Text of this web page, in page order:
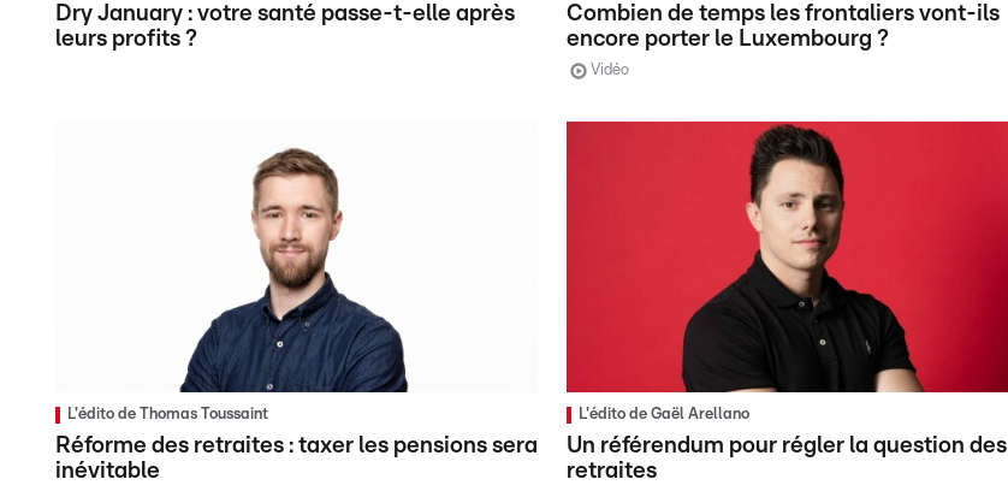
Dry January : votre santé passe-t-elle après
leurs profits ?
Combien de temps les frontaliers vont-ils
encore porter le Luxembourg ?
Vidéo
L'édito de Thomas Toussaint
Réforme des retraites : taxer les pensions sera
inévitable
L'édito de Gaël Arellano
Un référendum pour régler la question des
retraites